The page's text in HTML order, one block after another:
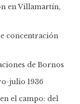
en Villamartín,
concentración
de Bornos
julio 1936
el campo: del